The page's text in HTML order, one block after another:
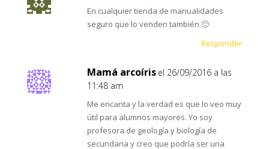
En cualquier tienda de manualidades
seguro que lo venden también 🙂
Responder
Mamá arcoíris el 26/09/2016 a las
11:48 am
Me encanta y la verdad es que lo veo muy
útil para alumnos mayores. Yo soy
profesora de geología y biología de
secundaria y creo que podría ser una